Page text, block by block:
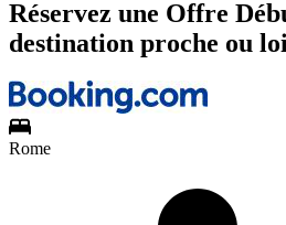
Réservez une Offre
destination proche ou
Rome